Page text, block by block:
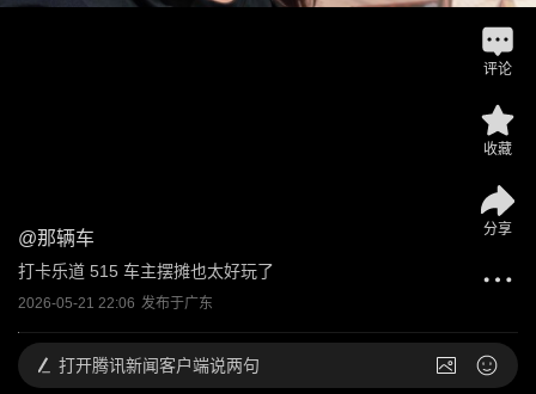
@那辆车
打卡乐道 515 车主摆摊也太好玩了
2026-05-21 22:06 发布于广东
评论
收藏
分享
打开腾讯新闻客户端说两句